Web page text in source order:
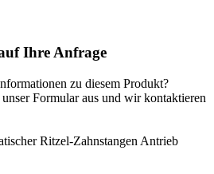
Ihre Anfrage
zu diesem Produkt?
Formular aus und wir kontaktieren
Ritzel-Zahnstangen Antrieb